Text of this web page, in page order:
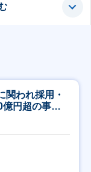
関われ採用・
円超の事業